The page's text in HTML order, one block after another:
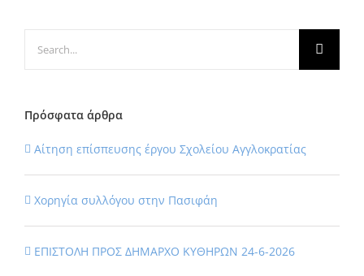
Search
Πρόσφατα άρθρα
Αίτηση επίσπευσης έργου Σχολείου Αγγλοκρατίας
Χορηγία συλλόγου στην Πασιφάη
ΕΠΙΣΤΟΛΗ ΠΡΟΣ ΔΗΜΑΡΧΟ ΚΥΘΗΡΩΝ 24-6-2026